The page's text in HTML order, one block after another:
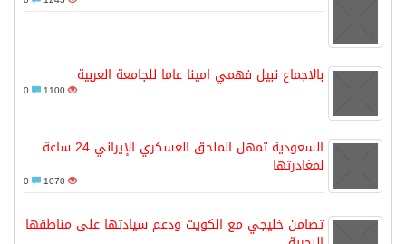
بالاجماع نبيل فهمي امينا عاما للجامعة العربية
1100
السعودية تمهل الملحق العسكري الإيراني 24 ساعة
لمغادرتها
1070
تضامن خليجي مع الكويت ودعم سيادتها على مناطقها